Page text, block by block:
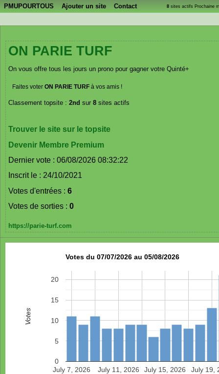
PMUPOURTOUS Ajouter un site Contact 8 sites actifs Prochaine
ON PARIE TURF
On vous offre tous les jours un prono pour gagner votre Quinté+
Faites voter ON PARIE TURF à vos amis !
Classement topsite : 2nd sur 8 sites actifs
Trouver le site sur le topsite
Devenir Membre Premium
Dernier vote : 06/08/2026 08:32:22
Inscrit le : 24/10/2021
Votes d'entrées : 6
Votes de sorties : 0
https://parie-turf.com
Votes du 07/07/2026 au 05/08/2026
July 7, 2026 July 11, 2026 July 15, 2026 July 19,
0
5
10
15
20
Votes